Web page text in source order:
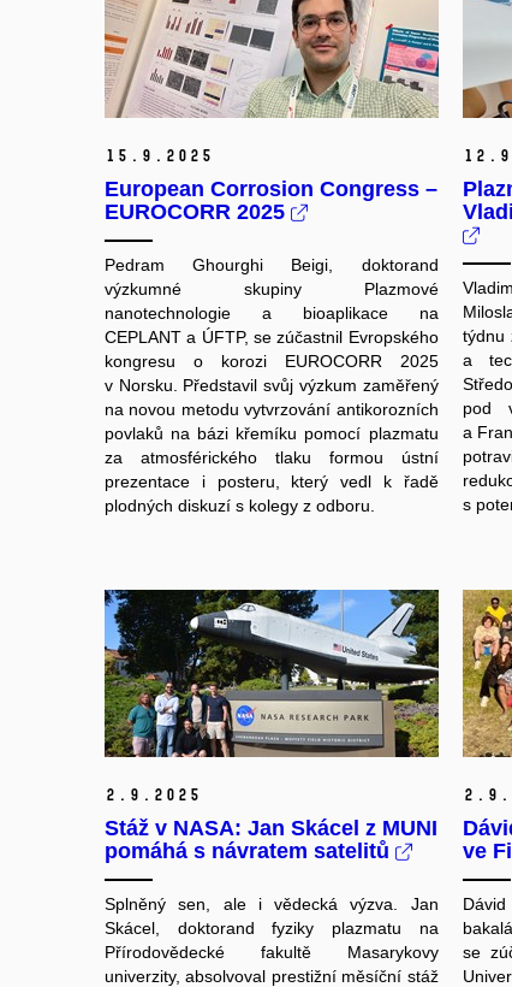
15. 9. 2025
European Corrosion Congress –
EUROCORR 2025
Pedram Ghourghi Beigi, doktorand
výzkumné skupiny Plazmové
nanotechnologie a bioaplikace na
CEPLANT a ÚFTP, se zúčastnil Evropského
kongresu o korozi EUROCORR 2025
v Norsku. Představil svůj výzkum zaměřený
na novou metodu vytvrzování antikorozních
povlaků na bázi křemíku pomocí plazmatu
za atmosférického tlaku formou ústní
prezentace i posteru, který vedl k řadě
plodných diskuzí s kolegy z odboru.
12.
týdnu
a
pod
a
s
2. 9. 2025
Stáž v NASA: Jan Skácel z MUNI
pomáhá s návratem satelitů
Splněný sen, ale i vědecká výzva. Jan
Skácel, doktorand fyziky plazmatu na
Přírodovědecké fakultě Masarykovy
univerzity, absolvoval prestižní měsíční stáž
2. 9.
ve
se